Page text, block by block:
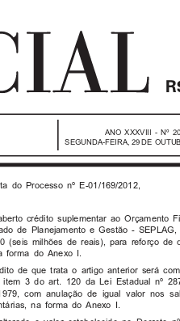
ANO XXXVIII - Nº
SEGUNDA-FEIRA, 29 DE
do Processo nº E-01/169/2012,
crédito suplementar ao Orçamento
de Planejamento e Gestão -
(seis milhões de reais), para reforço de
forma do Anexo I.
de que trata o artigo anterior será
item 3 do art. 120 da Lei Estadual nº
com anulação de igual valor nos
na forma do Anexo I.